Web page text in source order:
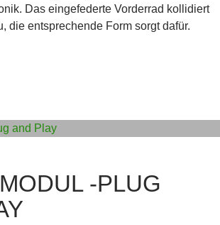
Das eingefederte Vorderrad kollidiert
die entsprechende Form sorgt dafür.
-PLUG